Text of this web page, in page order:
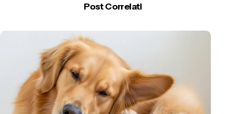
Post Correlati